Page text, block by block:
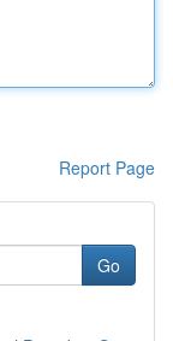
Report Page
Go